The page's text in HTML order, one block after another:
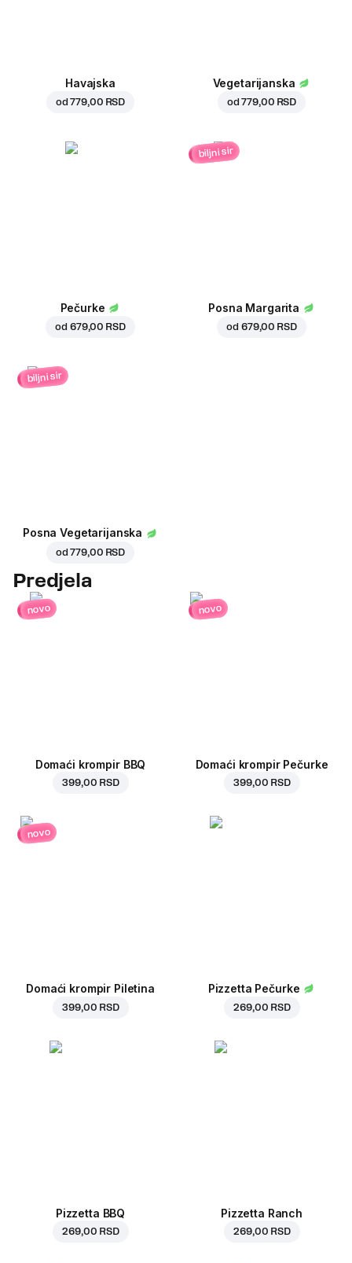
Havajska
od779,00 RSD
Vegetarijanska
od779,00 RSD
Pečurke
od 679,00 RSD
biljni sir
Posna Margarita
od 679,00 RSD
biljni sir
Posna Vegetarijanska
od779,00 RSD
Predjela
novo
Domaći krompir BBQ
399,00 RSD
novo
Domaći krompir Pečurke
399,00 RSD
novo
Domaći krompir Piletina
399,00 RSD
Pizzetta Pečurke
269,00 RSD
Pizzetta BBQ
269,00 RSD
Pizzetta Ranch
269,00 RSD